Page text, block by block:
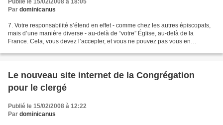
Publié le 15/02/2008 à 18:05
Par dominicanus
7. Votre responsabilité s’étend en effet - comme chez les autres épiscopats,
mais d’une manière diverse - au-delà de “votre” Église, au-delà de la
France. Cela, vous devez l’accepter, et vous ne pouvez pas vous en
Le nouveau site internet de la Congrégation
pour le clergé
Publié le 15/02/2008 à 12:22
Par dominicanus